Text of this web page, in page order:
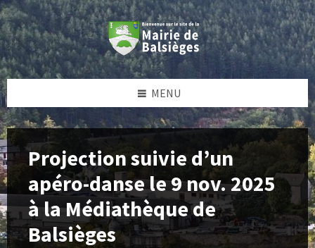
Skip
to
content
Skip
to
left
sidebar
Skip
to
right
sidebar
Skip
to
footer
MENU
Projection suivie d’un
apéro-danse le 9 nov. 2025
à la Médiathèque de
Balsièges